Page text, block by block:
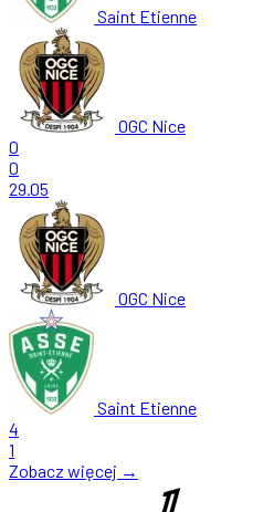
Saint Etienne
OGC Nice
0
0
29.05
OGC Nice
Saint Etienne
4
1
Zobacz więcej →